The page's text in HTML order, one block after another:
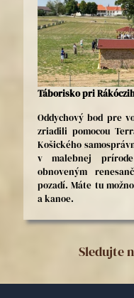
Táborisko pri
Oddychový bod pre
zriadili pomocou
Košického
v malebnej
obnoveným
pozadí. Máte tu
a kanoe.
Sledujte